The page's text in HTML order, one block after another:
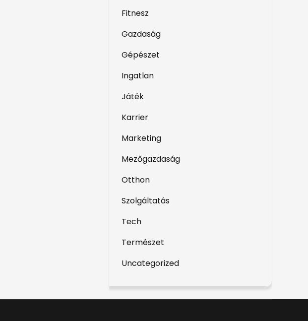
Fitnesz
Gazdaság
Gépészet
Ingatlan
Játék
Karrier
Marketing
Mezőgazdaság
Otthon
Szolgáltatás
Tech
Természet
Uncategorized